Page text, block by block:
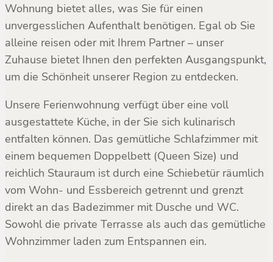
Wohnung bietet alles, was Sie für einen
unvergesslichen Aufenthalt benötigen. Egal ob Sie
alleine reisen oder mit Ihrem Partner – unser
Zuhause bietet Ihnen den perfekten Ausgangspunkt,
um die Schönheit unserer Region zu entdecken.
Unsere Ferienwohnung verfügt über eine voll
ausgestattete Küche, in der Sie sich kulinarisch
entfalten können. Das gemütliche Schlafzimmer mit
einem bequemen Doppelbett (Queen Size) und
reichlich Stauraum ist durch eine Schiebetür räumlich
vom Wohn- und Essbereich getrennt und grenzt
direkt an das Badezimmer mit Dusche und WC.
Sowohl die private Terrasse als auch das gemütliche
Wohnzimmer laden zum Entspannen ein.